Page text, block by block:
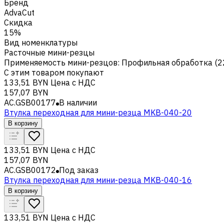
Бренд
AdvaCut
Скидка
15%
Вид номенклатуры
Расточные мини-резцы
Применяемость мини-резцов: Профильная обработка
С этим товаром покупают
133,51 BYN Цена с НДС
157,07 BYN
AC.GSB00177 В наличии
Втулка переходная для мини-резца MKB-040-20
В корзину
133,51 BYN Цена с НДС
157,07 BYN
AC.GSB00172 Под заказ
Втулка переходная для мини-резца MKB-040-16
В корзину
133,51 BYN Цена с НДС